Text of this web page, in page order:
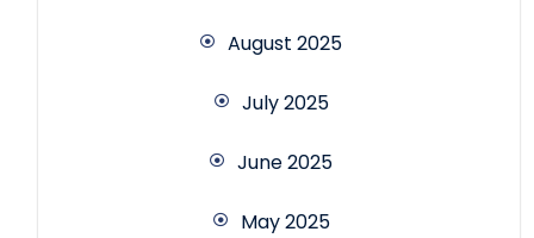
August 2025
July 2025
June 2025
May 2025